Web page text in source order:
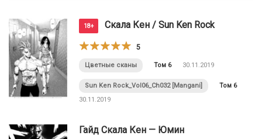
18+ Скала Кен / Sun Ken Rock
5
Цветные сканы Том 6 30.11.2019
Sun Ken Rock_Vol06_Ch032 [Mangani]
Том 6
30.11.2019
Гайд Скала Кен — Юмин